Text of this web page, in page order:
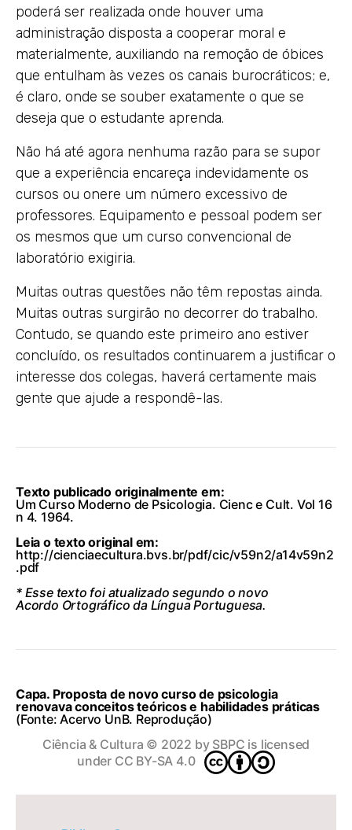
poderá ser realizada onde houver uma
administração disposta a cooperar moral e
materialmente, auxiliando na remoção de óbices
que entulham às vezes os canais burocráticos; e,
é claro, onde se souber exatamente o que se
deseja que o estudante aprenda.
Não há até agora nenhuma razão para se supor
que a experiência encareça indevidamente os
cursos ou onere um número excessivo de
professores. Equipamento e pessoal podem ser
os mesmos que um curso convencional de
laboratório exigiria.
Muitas outras questões não têm repostas ainda.
Muitas outras surgirão no decorrer do trabalho.
Contudo, se quando este primeiro ano estiver
concluído, os resultados continuarem a justificar o
interesse dos colegas, haverá certamente mais
gente que ajude a respondê-las.
Texto publicado originalmente em:
Um Curso Moderno de Psicologia. Cienc e Cult. Vol 16
n 4. 1964.
Leia o texto original em:
http://cienciaecultura.bvs.br/pdf/cic/v59n2/a14v59n2
.pdf
* Esse texto foi atualizado segundo o novo
Acordo Ortográfico da Língua Portuguesa.
Capa. Proposta de novo curso de psicologia
renovava conceitos teóricos e habilidades práticas
(Fonte: Acervo UnB. Reprodução)
Ciência & Cultura © 2022 by SBPC is licensed
under CC BY-SA 4.0